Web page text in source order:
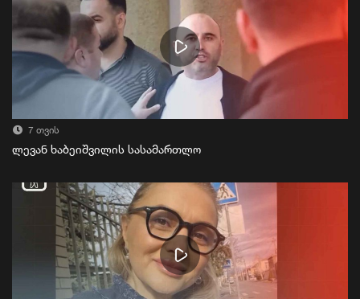
7 თვის
ლევან ხაბეიშვილის სასამართლო